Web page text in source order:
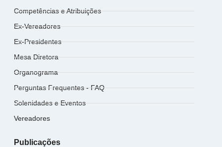
Competências e Atribuições
Ex-Vereadores
Ex-Presidentes
Mesa Diretora
Organograma
Perguntas Frequentes - FAQ
Solenidades e Eventos
Vereadores
Publicações